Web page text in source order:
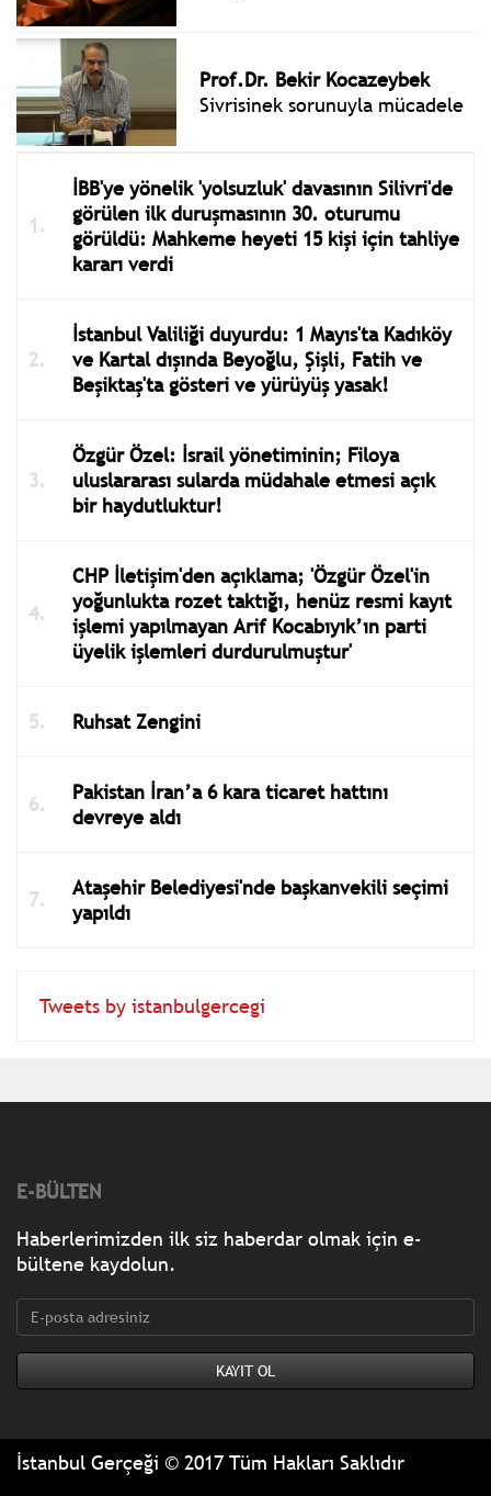
Prof.Dr. Bekir Kocazeybek
Sivrisinek sorunuyla mücadele
İBB'ye yönelik 'yolsuzluk' davasının Silivri'de
görülen ilk duruşmasının 30. oturumu
görüldü: Mahkeme heyeti 15 kişi için tahliye
kararı verdi
İstanbul Valiliği duyurdu: 1 Mayıs'ta Kadıköy
ve Kartal dışında Beyoğlu, Şişli, Fatih ve
Beşiktaş'ta gösteri ve yürüyüş yasak!
Özgür Özel: İsrail yönetiminin; Filoya
uluslararası sularda müdahale etmesi açık
bir haydutluktur!
CHP İletişim'den açıklama; 'Özgür Özel'in
yoğunlukta rozet taktığı, henüz resmi kayıt
işlemi yapılmayan Arif Kocabıyık’ın parti
üyelik işlemleri durdurulmuştur'
Ruhsat Zengini
Pakistan İran’a 6 kara ticaret hattını
devreye aldı
Ataşehir Belediyesi'nde başkanvekili seçimi
yapıldı
Tweets by istanbulgercegi
E-BÜLTEN
Haberlerimizden ilk siz haberdar olmak için e-
bültene kaydolun.
İstanbul Gerçeği © 2017 Tüm Hakları Saklıdır